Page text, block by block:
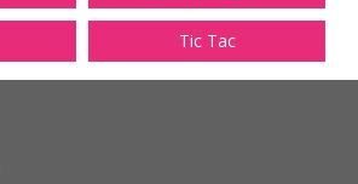
Tic Tac